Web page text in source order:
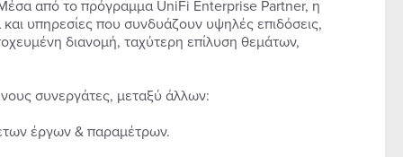
Μέσα από το πρόγραμμα UniFi Enterprise Partner, η
υπηρεσίες που συνδυάζουν υψηλές επιδόσεις,
διανομή, ταχύτερη επίλυση θεμάτων,
συνεργάτες, μεταξύ άλλων:
έργων & παραμέτρων.